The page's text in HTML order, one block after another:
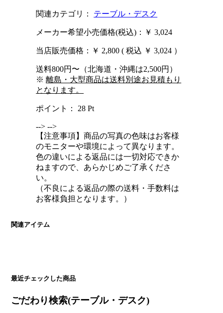
関連カテゴリ： テーブル・デスク
メーカー希望小売価格(税込)：￥ 3,024
当店販売価格： ￥ 2,800( 税込 ￥ 3,024 ）
送料800円〜（北海道・沖縄は2,500円）
※離島・大型商品は送料別途お見積もり
となります。
ポイント： 28Pt
-->-->
【注意事項】商品の写真の色味はお客様
のモニターや環境によって異なります。
色の違いによる返品には一切対応できか
ねますので、あらかじめご了承くださ
い。
（不良による返品の際の送料・手数料は
お客様負担となります。）
関連アイテム
最近チェックした商品
ごだわり検索(テーブル・デスク)